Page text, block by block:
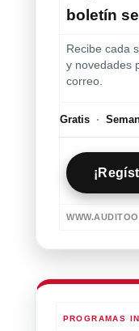
boletín
Recibe cada
y novedades
correo.
Gratis ·
PROGRAMAS